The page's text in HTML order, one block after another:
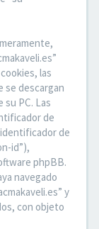
las
se descargan
su PC. Las
de
de
id”),
phpBB.
navegado
y
con objeto